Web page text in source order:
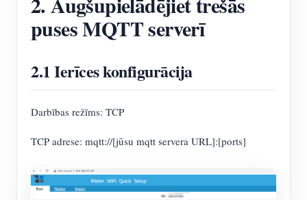
puses MQTT serverī
2.1 Ierīces konfigurācija
Darbības režīms: TCP
TCP adrese: mqtt://[jūsu mqtt servera URL]:[ports]